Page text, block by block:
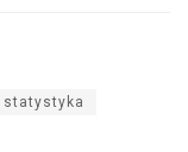
statystyka